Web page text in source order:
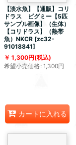
【淡水魚】【通販】コリ
ドラス ピグミー【5匹
サンプル画像】（生体）
【コリドラス】（熱帯
魚）NKCR [zc32-
91018841]
1,300円(税込)
希望小売価格: 1,300円
カートに入れる